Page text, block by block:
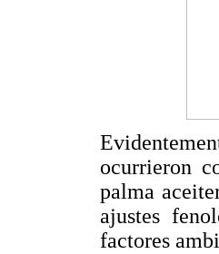
ocurrieron
palma
ajustes
factores